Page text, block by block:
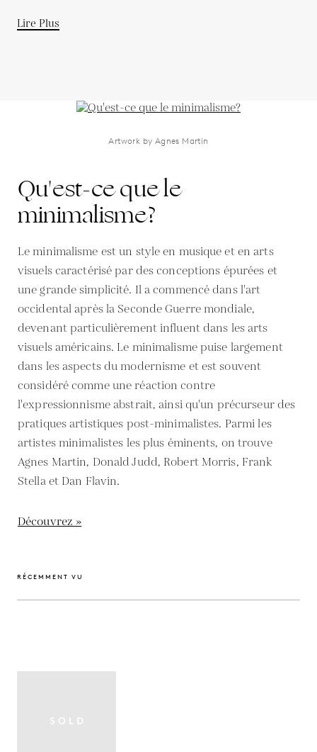
Lire Plus
Artwork by Agnes Martin
Qu'est-ce que le
minimalisme?
Le minimalisme est un style en musique et en arts
visuels caractérisé par des conceptions épurées et
une grande simplicité. Il a commencé dans l'art
occidental après la Seconde Guerre mondiale,
devenant particulièrement influent dans les arts
visuels américains. Le minimalisme puise largement
dans les aspects du modernisme et est souvent
considéré comme une réaction contre
l'expressionnisme abstrait, ainsi qu'un précurseur des
pratiques artistiques post-minimalistes. Parmi les
artistes minimalistes les plus éminents, on trouve
Agnes Martin, Donald Judd, Robert Morris, Frank
Stella et Dan Flavin.
Découvrez »
RÉCEMMENT VU